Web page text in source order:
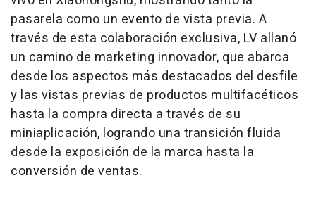
pasarela como un evento de vista previa. A
través de esta colaboración exclusiva, LV allanó
un camino de marketing innovador, que abarca
desde los aspectos más destacados del desfile
y las vistas previas de productos multifacéticos
hasta la compra directa a través de su
miniaplicación, logrando una transición fluida
desde la exposición de la marca hasta la
conversión de ventas.